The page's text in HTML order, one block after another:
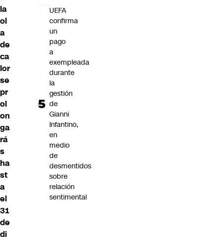
la
ol
a
de
ca
lor
se
pr
ol
on
ga
rá
s
ha
st
a
el
31
de
di
UEFA
confirma
un
pago
a
exempleada
durante
la
gestión
de
Gianni
Infantino,
en
medio
de
desmentidos
sobre
relación
sentimental